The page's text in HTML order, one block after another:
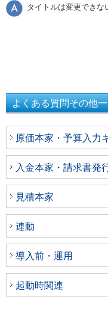
タイトルは変更できな
よくある質問その他
原価本家・予算入力
入金本家・請求書発
見積本家
連動
導入前・運用
起動時関連